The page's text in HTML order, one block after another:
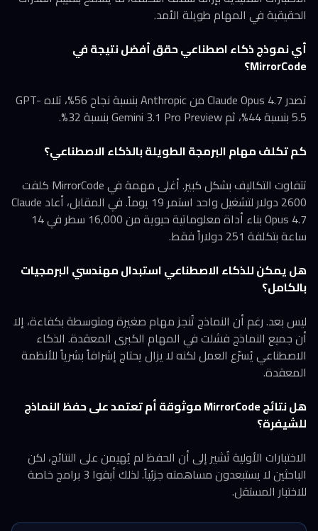
الحقيقية في المهام طويلة الأمد.
أي نموذج ذكاء اصطناعي حقق أفضل نتيجة في
MirrorCode؟
تصدر Claude Opus 4.7 من Anthropic بنسبة نجاح 56%، تلاه GPT-
5.5 بنسبة 44%، ثم Gemini 3.1 Pro Preview بنسبة 32%.
كم تكلف مهام البرمجة الطويلة بالذكاء الاصطناعي؟
تتفاوت التكاليف بشكل كبير. أغلى مهمة في MirrorCode كلفت
2600 دولار لتشغيل واحد استمر 19 يوماً. في المقابل، أعاد Claude
Opus 4.7 بناء أداة معلوماتية حيوية من 16,000 سطر في 14
ساعة بتكلفة 251 دولاراً فقط.
هل يمكن للذكاء الاصطناعي استبدال مهندسي البرمجيات
بالكامل؟
ليس بعد. رغم أن النماذج تُنجز مهام صغيرة ومتوسطة بكفاءة، إلا
أن جميع النماذج فشلت في المهام الكبرى المعقدة. الذكاء
الاصطناعي يُسرّع العمل لكنه لا يزال يحتاج إشرافاً بشرياً للأنظمة
المعقدة.
هل نتائج MirrorCode موثوقة أم تعتمد على حفظ النماذج
للشيفرة؟
الاختبارات الأولية تُشير إلى أن الحفظ لم يُهيمن على النتائج، لكن
الباحثين لا يستبعدون مساهمته جزئياً. لذلك أبقوا 3 برامج خاصة
للاختبار المستقل.